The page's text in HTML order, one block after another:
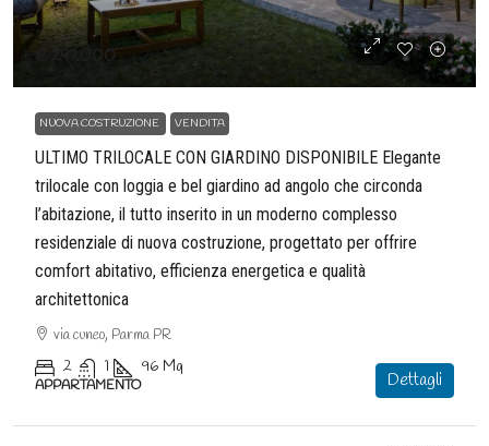
€297.000
NUOVA COSTRUZIONE VENDITA
ULTIMO TRILOCALE CON GIARDINO DISPONIBILE Elegante
trilocale con loggia e bel giardino ad angolo che circonda
l’abitazione, il tutto inserito in un moderno complesso
residenziale di nuova costruzione, progettato per offrire
comfort abitativo, efficienza energetica e qualità
architettonica
via cuneo, Parma PR
2 1 96 Mq
APPARTAMENTO Dettagli